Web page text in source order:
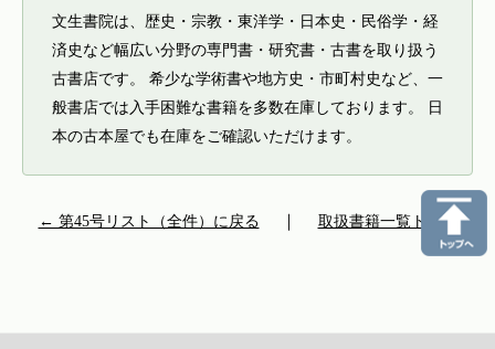
文生書院は、歴史・宗教・東洋学・日本史・民俗学・経
済史など幅広い分野の専門書・研究書・古書を取り扱う
古書店です。 希少な学術書や地方史・市町村史など、一
般書店では入手困難な書籍を多数在庫しております。 日
本の古本屋でも在庫をご確認いただけます。
← 第45号リスト（全件）に戻る 取扱書籍一覧トップ